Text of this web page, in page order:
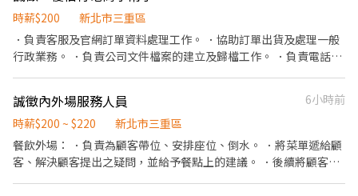
xingfu558
時薪$200
新北市三重區
．負責客服及官網訂單資料處理工作。 ．協助訂單出貨及處理一般
行政業務。 ．負責公司文件檔案的建立及歸檔工作。 ．負責電話接
誠徵內外場服務人員
6小時前
時薪$200 ~ $220
新北市三重區
餐飲外場： ．負責為顧客帶位、安排座位、倒水。 ．將菜單遞給顧
客、解決顧客提出之疑問，並給予餐點上的建議。 ．後續將顧客點